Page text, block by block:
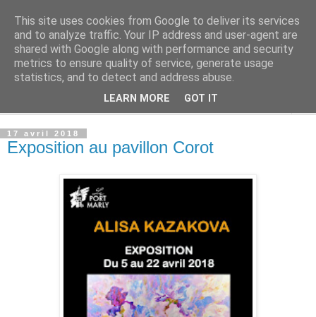
Alisa Kazakova
17 avril 2018
Exposition au pavillon Corot
This site uses cookies from Google to deliver its services
and to analyze traffic. Your IP address and user-agent are
shared with Google along with performance and security
metrics to ensure quality of service, generate usage
statistics, and to detect and address abuse.
LEARN MORE GOT IT